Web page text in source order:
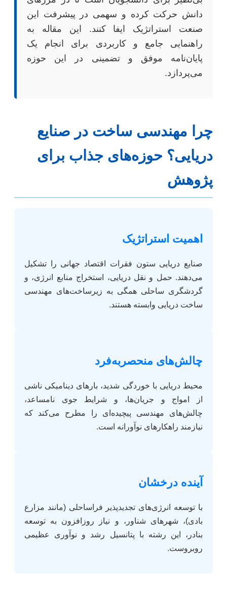
دانش حرکت کرده و سهمی در پیشرفت این
صنعت استراتژیک ایفا کنند. این مقاله به
راهنمایی جامع و کاربردی برای انجام یک
پایان‌نامه موفق و تضمینی در این حوزه
می‌پردازد.
چرا مهندسی ساخت در صنایع
دریایی؟ حوزه‌های جذاب برای
پژوهش
اهمیت استراتژیک
صنایع دریایی ستون فقرات اقتصاد جهانی را تشکیل
می‌دهند. حمل و نقل دریایی، استخراج منابع انرژی، و
گردشگری ساحلی همگی به زیرساخت‌های مهندسی
ساخت دریایی وابسته هستند.
چالش‌های منحصربه‌فرد
محیط دریایی با خوردگی شدید، بارهای دینامیکی ناشی
از امواج و جریان‌ها، و شرایط جوی نامساعد،
چالش‌های مهندسی پیچیده‌ای را مطرح می‌کند که
نیازمند راهکارهای نوآورانه است.
آینده درخشان
با توسعه انرژی‌های تجدیدپذیر فراساحلی (مانند مزارع
بادی)، شهرهای شناور، و نیاز روزافزون به توسعه
بنادر، این رشته با پتانسیل رشد و نوآوری عظیمی
روبروست.